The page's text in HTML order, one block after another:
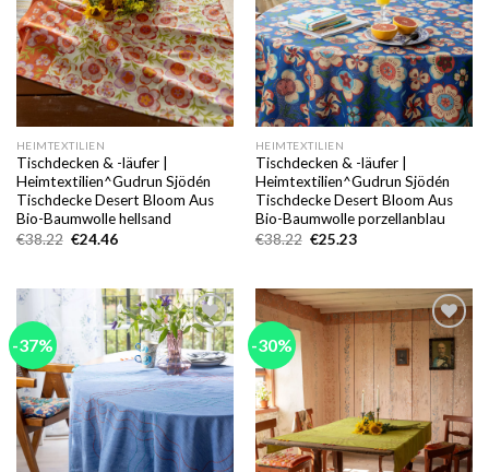
HEIMTEXTILIEN
Tischdecken & -läufer |
Heimtextilien^Gudrun Sjödén
Tischdecke Desert Bloom Aus
Bio-Baumwolle hellsand
€38.22 Ursprünglicher
€24.46Aktueller
HEIMTEXTILIEN
Tischdecken & -läufer |
Heimtextilien^Gudrun Sjödén
Tischdecke Desert Bloom Aus
Bio-Baumwolle porzellanblau
€38.22 Ursprünglicher
€25.23Aktueller
-37%
Add to
wishlist
-30%
Add to
wishlist